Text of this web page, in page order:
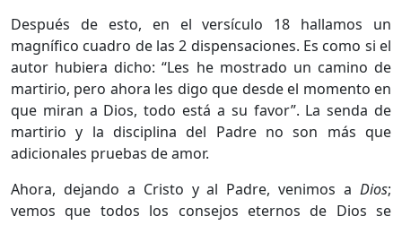
Después de esto, en el versículo 18 hallamos un
magnífico cuadro de las 2 dispensaciones. Es como si el
autor hubiera dicho: “Les he mostrado un camino de
martirio, pero ahora les digo que desde el momento en
que miran a Dios, todo está a su favor”. La senda de
martirio y la disciplina del Padre no son más que
adicionales pruebas de amor.
Ahora, dejando a Cristo y al Padre, venimos a Dios;
vemos que todos los consejos eternos de Dios se